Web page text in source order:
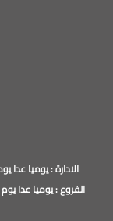
الادارة : يوميا عدا يومي